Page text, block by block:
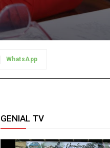
WhatsApp
GENIAL TV